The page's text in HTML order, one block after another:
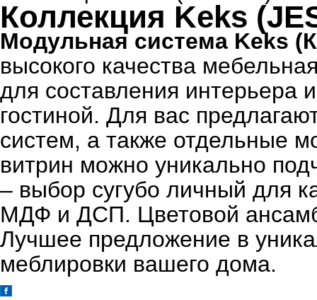
Коллекция Keks
Модульная система Keks
высокого качества
для составления интерьера
гостиной. Для вас
систем, а также отдельные
витрин можно уникально
– выбор сугубо личный для
МДФ и ДСП. Цветовой
Лучшее предложение в
меблировки вашего дома.